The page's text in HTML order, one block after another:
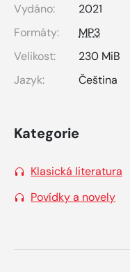
Vydáno:
2021
Formáty:
MP3
Velikost:
230 MiB
Jazyk:
Čeština
Kategorie
Klasická literatura
Povídky a novely